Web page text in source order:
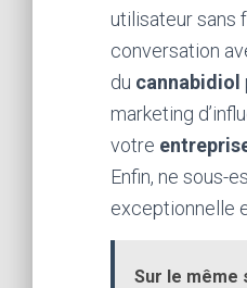
utilisateur sans
conversation
du cannabidiol
marketing
votre
Enfin, ne sous-
exceptionnelle
Sur le même